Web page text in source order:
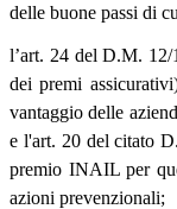
delle buone passi di
l’art. 24 del D.M.
dei premi
vantaggio delle
e l'art. 20 del citato
premio INAIL per
azioni prevenzionali;